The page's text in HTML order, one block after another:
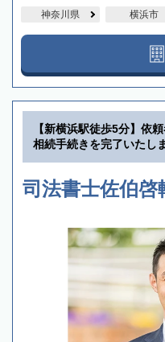
神奈川県 横浜市
【新横浜駅徒歩5分】依
相続手続きを完了いたし
司法書士佐伯啓